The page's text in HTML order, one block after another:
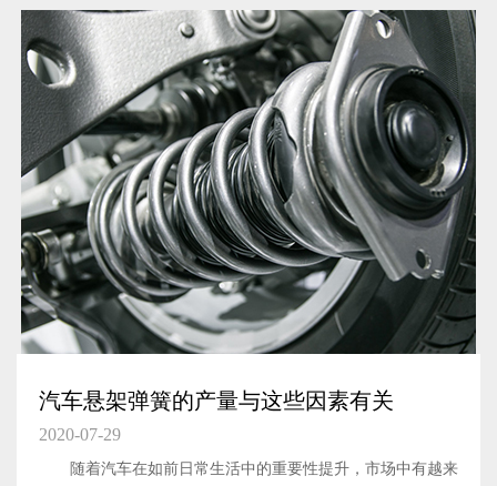
汽车悬架弹簧的产量与这些因素有关
2020-07-29
随着汽车在如前日常生活中的重要性提升，市场中有越来